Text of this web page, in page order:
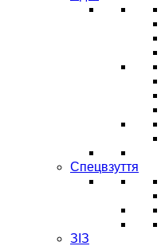
Спецвзуття
ЗІЗ